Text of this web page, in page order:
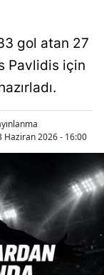
gol atan 27
Pavlidis için
Haziran 2026 - 16:00